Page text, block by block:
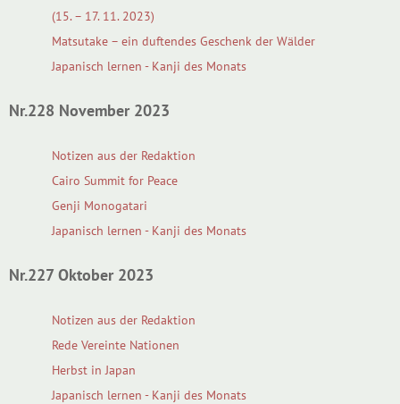
(15. – 17. 11. 2023)
Matsutake – ein duftendes Geschenk der Wälder
Japanisch lernen - Kanji des Monats
Nr.228 November 2023
Notizen aus der Redaktion
Cairo Summit for Peace
Genji Monogatari
Japanisch lernen - Kanji des Monats
Nr.227 Oktober 2023
Notizen aus der Redaktion
Rede Vereinte Nationen
Herbst in Japan
Japanisch lernen - Kanji des Monats